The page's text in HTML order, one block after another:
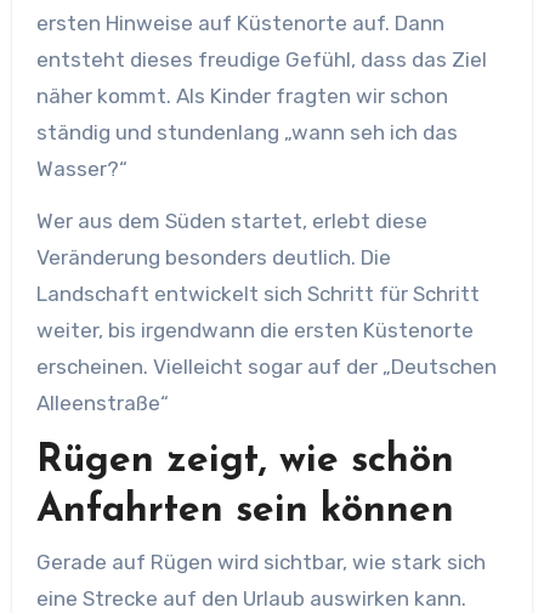
ersten Hinweise auf Küstenorte auf. Dann
entsteht dieses freudige Gefühl, dass das Ziel
näher kommt. Als Kinder fragten wir schon
ständig und stundenlang „wann seh ich das
Wasser?“
Wer aus dem Süden startet, erlebt diese
Veränderung besonders deutlich. Die
Landschaft entwickelt sich Schritt für Schritt
weiter, bis irgendwann die ersten Küstenorte
erscheinen. Vielleicht sogar auf der „Deutschen
Alleenstraße“
Rügen zeigt, wie schön
Anfahrten sein können
Gerade auf Rügen wird sichtbar, wie stark sich
eine Strecke auf den Urlaub auswirken kann.